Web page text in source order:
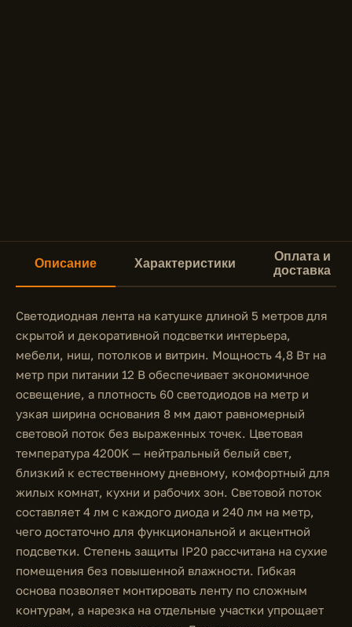
Описание Характеристики
Оплата и
доставка
Светодиодная лента на катушке длиной 5 метров для
скрытой и декоративной подсветки интерьера,
мебели, ниш, потолков и витрин. Мощность 4,8 Вт на
метр при питании 12 В обеспечивает экономичное
освещение, а плотность 60 светодиодов на метр и
узкая ширина основания 8 мм дают равномерный
световой поток без выраженных точек. Цветовая
температура 4200K — нейтральный белый свет,
близкий к естественному дневному, комфортный для
жилых комнат, кухни и рабочих зон. Световой поток
составляет 4 лм с каждого диода и 240 лм на метр,
чего достаточно для функциональной и акцентной
подсветки. Степень защиты IP20 рассчитана на сухие
помещения без повышенной влажности. Гибкая
основа позволяет монтировать ленту по сложным
контурам, а нарезка на отдельные участки упрощает